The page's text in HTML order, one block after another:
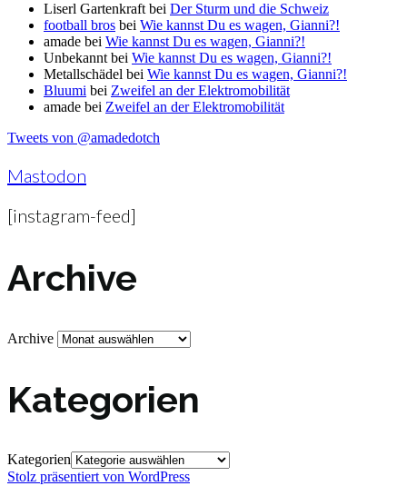
Liserl Gartenkraft bei Der Sturm und die Schweiz
football bros bei Wie kannst Du es wagen, Gianni?!
amade bei Wie kannst Du es wagen, Gianni?!
Unbekannt bei Wie kannst Du es wagen, Gianni?!
Metallschädel bei Wie kannst Du es wagen, Gianni?!
Bluumi bei Zweifel an der Elektromobilität
amade bei Zweifel an der Elektromobilität
Tweets von @amadedotch
Mastodon
[instagram-feed]
Archive
Archive
Kategorien
Kategorien
Stolz präsentiert von WordPress